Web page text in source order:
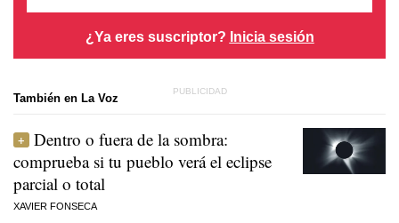
¿Ya eres suscriptor? Inicia sesión
También en La Voz
Dentro o fuera de la sombra:
comprueba si tu pueblo verá el eclipse
parcial o total
XAVIER FONSECA